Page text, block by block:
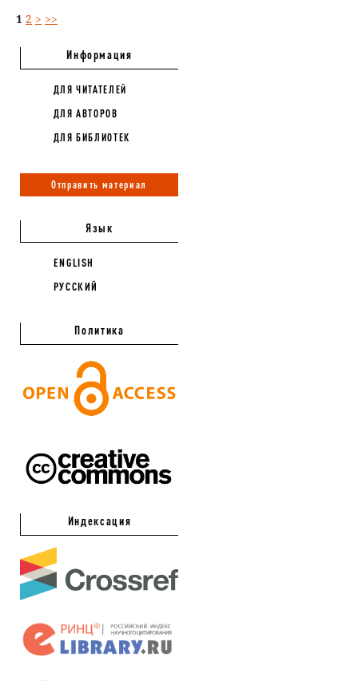
1 2 > >>
Информация
ДЛЯ ЧИТАТЕЛЕЙ
ДЛЯ АВТОРОВ
ДЛЯ БИБЛИОТЕК
Отправить материал
Язык
ENGLISH
РУССКИЙ
Политика
Индексация